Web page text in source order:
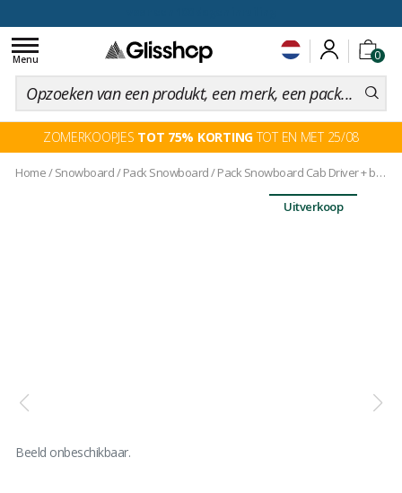
0
Toggle
navigation
Menu
ZOMERKOOPJES TOT 75% KORTINGTOT EN MET 25/08
Home/ Snowboard/Pack Snowboard/Pack Snowboard Cab Driver + binding
Beeld onbeschikbaar.
Uitverkoop